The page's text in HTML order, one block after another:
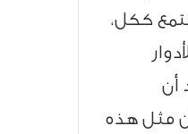
ككل،
أن
مثل هذه